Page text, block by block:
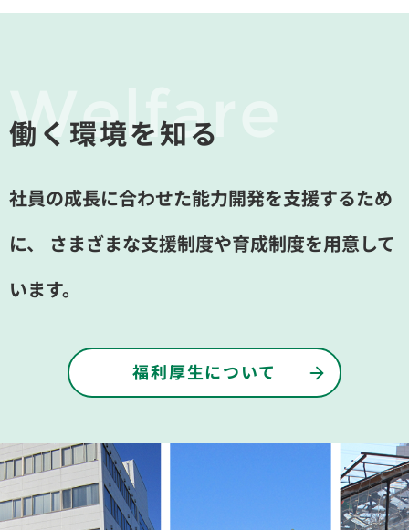
Welfare
働く環境を知る
社員の成長に合わせた能力開発を支援するため
に、
さまざまな支援制度や育成制度を用意して
います。
福利厚生について